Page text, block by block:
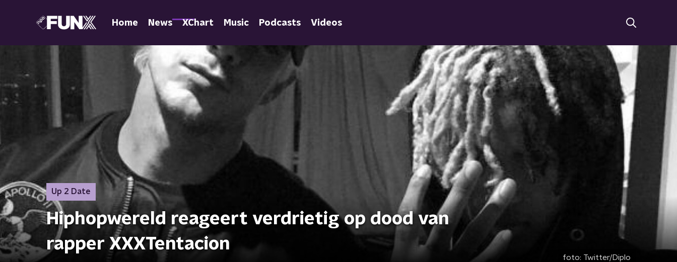
Home News XChart Music Podcasts Videos
Up 2 Date
Hiphopwereld reageert verdrietig op dood van
rapper XXXTentacion
foto: Twitter/Diplo